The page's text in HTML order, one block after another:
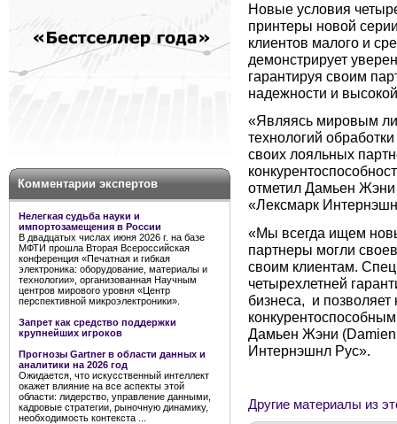
Комментарии экспертов
Нелегкая судьба науки и
импортозамещения в России
В двадцатых числах июня 2026 г. на базе
МФТИ прошла Вторая Всероссийская
конференция «Печатная и гибкая
электроника: оборудование, материалы и
технологии», организованная Научным
центров мирового уровня «Центр
перспективной микроэлектроники».
Запрет как средство поддержки
крупнейших игроков
Прогнозы Gartner в области данных и
аналитики на 2026 год
Ожидается, что искусственный интеллект
окажет влияние на все аспекты этой
области: лидерство, управление данными,
кадровые стратегии, рыночную динамику,
необходимость контекста ...
Новые условия
принтеры новой
клиентов малого и
демонстрирует
гарантируя своим
надежности и
«Являясь мировым
технологий
своих лояльных
отметил Дамьен Жэни
«Лексмарк
«Мы всегда ищем
партнеры могли
своим клиентам.
четырехлетней
бизнеса, и
Дамьен Жэни (Damien
Интернэшнл Рус».
Другие материалы из